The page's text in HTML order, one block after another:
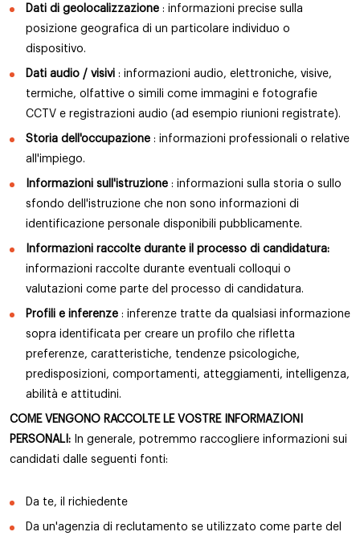
Dati di geolocalizzazione : informazioni precise sulla
posizione geografica di un particolare individuo o
dispositivo.
Dati audio / visivi : informazioni audio, elettroniche, visive,
termiche, olfattive o simili come immagini e fotografie
CCTV e registrazioni audio (ad esempio riunioni registrate).
Storia dell'occupazione : informazioni professionali o relative
all'impiego.
Informazioni sull'istruzione : informazioni sulla storia o sullo
sfondo dell'istruzione che non sono informazioni di
identificazione personale disponibili pubblicamente.
Informazioni raccolte durante il processo di candidatura:
informazioni raccolte durante eventuali colloqui o
valutazioni come parte del processo di candidatura.
Profili e inferenze : inferenze tratte da qualsiasi informazione
sopra identificata per creare un profilo che rifletta
preferenze, caratteristiche, tendenze psicologiche,
predisposizioni, comportamenti, atteggiamenti, intelligenza,
abilità e attitudini.
COME VENGONO RACCOLTE LE VOSTRE INFORMAZIONI
PERSONALI: In generale, potremmo raccogliere informazioni sui
candidati dalle seguenti fonti:
Da te, il richiedente
Da un'agenzia di reclutamento se utilizzato come parte del